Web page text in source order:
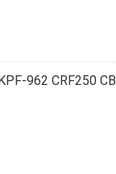
962 CRF250